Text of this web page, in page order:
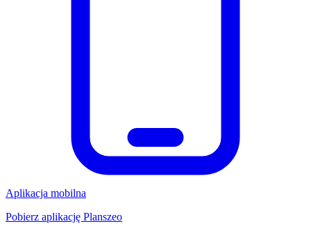
Aplikacja mobilna
Pobierz aplikację Planszeo